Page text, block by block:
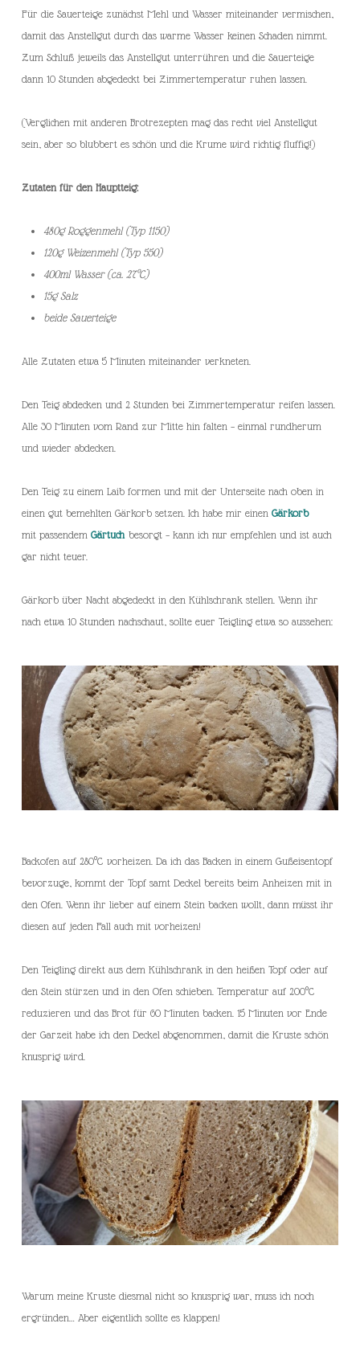
Für die Sauerteige zunächst Mehl und Wasser miteinander vermischen,
damit das Anstellgut durch das warme Wasser keinen Schaden nimmt.
Zum Schluß jeweils das Anstellgut unterrühren und die Sauerteige
dann 10 Stunden abgedeckt bei Zimmertemperatur ruhen lassen.
(Verglichen mit anderen Brotrezepten mag das recht viel Anstellgut
sein, aber so blubbert es schön und die Krume wird richtig fluffig!)
Zutaten für den Hauptteig:
480g Roggenmehl (Typ 1150)
120g Weizenmehl (Typ 550)
400ml Wasser (ca. 27°C)
15g Salz
beide Sauerteige
Alle Zutaten etwa 5 Minuten miteinander verkneten.
Den Teig abdecken und 2 Stunden bei Zimmertemperatur reifen lassen.
Alle 30 Minuten vom Rand zur Mitte hin falten – einmal rundherum
und wieder abdecken.
Den Teig zu einem Laib formen und mit der Unterseite nach oben in
einen gut bemehlten Gärkorb setzen. Ich habe mir einen Gärkorb
mit passendem Gärtuch besorgt – kann ich nur empfehlen und ist auch
gar nicht teuer.
Gärkorb über Nacht abgedeckt in den Kühlschrank stellen. Wenn ihr
nach etwa 10 Stunden nachschaut, sollte euer Teigling etwa so aussehen:
Backofen auf 280°C vorheizen. Da ich das Backen in einem Gußeisentopf
bevorzuge, kommt der Topf samt Deckel bereits beim Anheizen mit in
den Ofen. Wenn ihr lieber auf einem Stein backen wollt, dann müsst ihr
diesen auf jeden Fall auch mit vorheizen!
Den Teigling direkt aus dem Kühlschrank in den heißen Topf oder auf
den Stein stürzen und in den Ofen schieben. Temperatur auf 200°C
reduzieren und das Brot für 60 Minuten backen. 15 Minuten vor Ende
der Garzeit habe ich den Deckel abgenommen, damit die Kruste schön
knusprig wird.
Warum meine Kruste diesmal nicht so knusprig war, muss ich noch
ergründen… Aber eigentlich sollte es klappen!